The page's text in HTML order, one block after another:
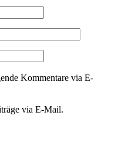
Kommentare via E-
via E-Mail.